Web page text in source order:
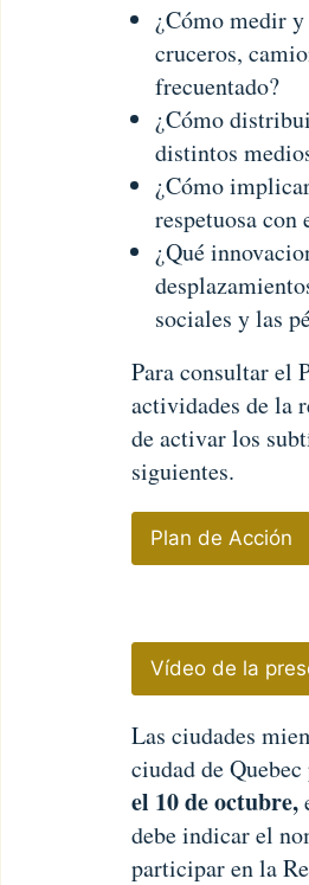
¿Cómo medir
cruceros,
frecuentado?
¿Cómo
distintos
¿Cómo
respetuosa
¿Qué
sociales y las
Para consultar el
actividades de la
de activar los
siguientes.
Plan de Acción
Vídeo de la
Las ciudades
ciudad de
el 10 de octubre,
debe indicar el
participar en la